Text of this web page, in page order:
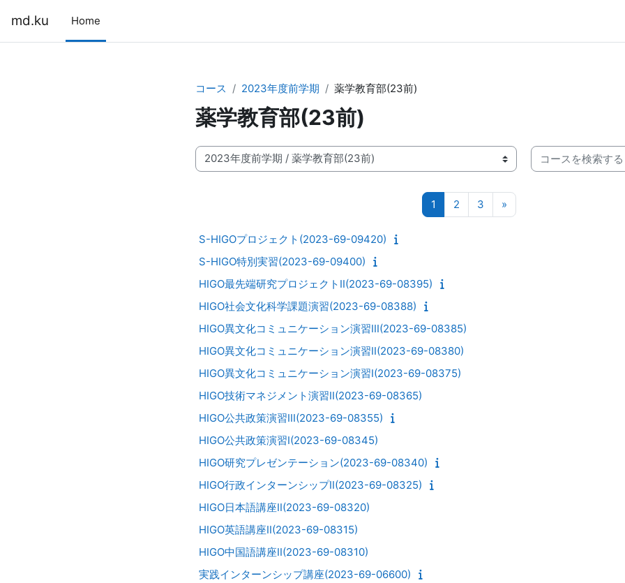
md.ku Home
コース 2023年度前学期 薬学教育部(23前)
薬学教育部(23前)
コースカテゴリ
コースを検索する
1 ページ 1
2ページ 2
3ページ 3
»次のページ
S-HIGOプロジェクト(2023-69-09420)
S-HIGO特別実習(2023-69-09400)
HIGO最先端研究プロジェクトII(2023-69-08395)
HIGO社会文化科学課題演習(2023-69-08388)
HIGO異文化コミュニケーション演習III(2023-69-08385)
HIGO異文化コミュニケーション演習II(2023-69-08380)
HIGO異文化コミュニケーション演習I(2023-69-08375)
HIGO技術マネジメント演習II(2023-69-08365)
HIGO公共政策演習III(2023-69-08355)
HIGO公共政策演習I(2023-69-08345)
HIGO研究プレゼンテーション(2023-69-08340)
HIGO行政インターンシップII(2023-69-08325)
HIGO日本語講座II(2023-69-08320)
HIGO英語講座II(2023-69-08315)
HIGO中国語講座II(2023-69-08310)
実践インターンシップ講座(2023-69-06600)